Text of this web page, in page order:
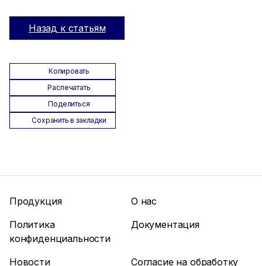
Назад к статьям
Копировать
Распечатать
Поделиться
Сохранить в закладки
Продукция
О нас
Политика
конфиденциальности
Документация
Новости Согласие на обработку